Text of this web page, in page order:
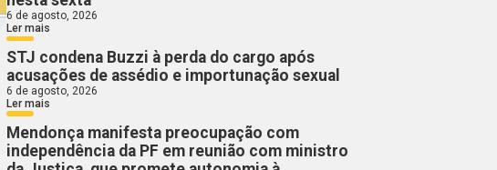
6 de agosto, 2026
Ler mais
STJ condena Buzzi à perda do cargo após
acusações de assédio e importunação sexual
6 de agosto, 2026
Ler mais
Mendonça manifesta preocupação com
independência da PF em reunião com ministro